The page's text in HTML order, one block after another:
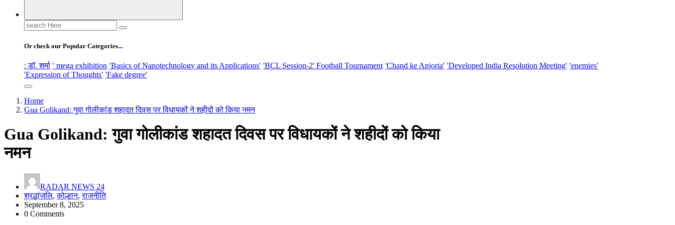
Search
for:
Or check our Popular Categories...
: डॉ. शर्मा ' mega exhibition 'Basics of Nanotechnology and its Applications' 'BCL Session-2' Football Tournament 'Chand ke Anjoria' 'Developed India Resolution Meeting' 'enemies'
'Expression of Thoughts' 'Fake degree'
Home
Gua Golikand: गुवा गोलीकांड शहादत दिवस पर विधायकों ने शहीदों को किया नमन
Gua Golikand: गुवा गोलीकांड शहादत दिवस पर विधायकों ने शहीदों को किया
नमन
RADAR NEWS 24
श्रद्धांजलि,कोल्हान,राजनीति
September 8, 2025
0 Comments